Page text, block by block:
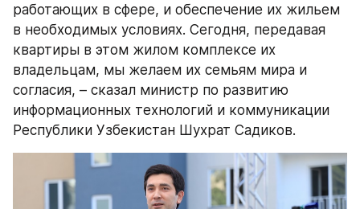
работающих в сфере, и обеспечение их жильем
в необходимых условиях. Сегодня, передавая
квартиры в этом жилом комплексе их
владельцам, мы желаем их семьям мира и
согласия, – сказал министр по развитию
информационных технологий и коммуникации
Республики Узбекистан Шухрат Садиков.